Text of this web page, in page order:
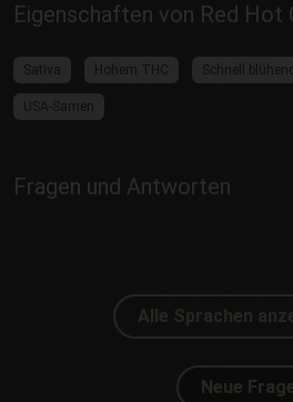
Eigenschaften von Red Hot
Sativa Hohem THC Schnell
USA-Samen
Fragen und Antworten
Alle Sprachen
Neue